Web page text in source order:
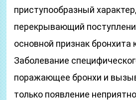
приступообразный характер,
перекрывающий
основной признак бронхита
Заболевание
поражающее бронхи и
только появление